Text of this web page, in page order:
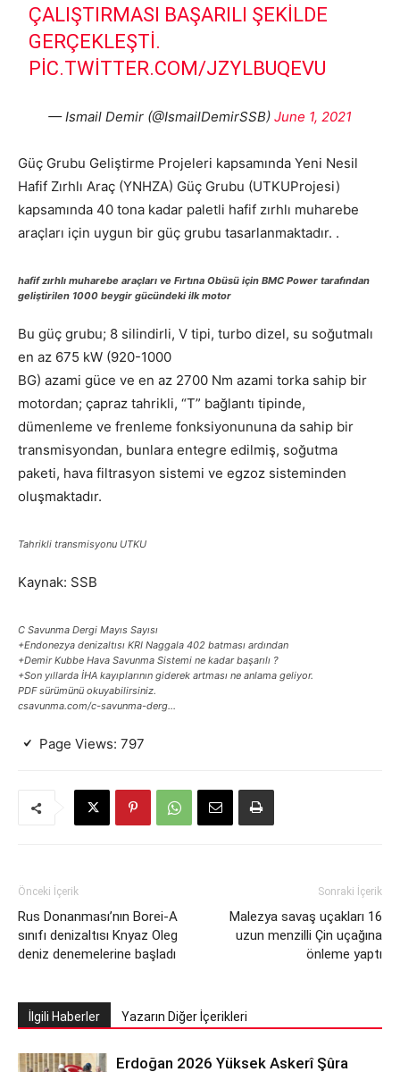
ÇALIŞTIRMASI BAŞARILI ŞEKILDE
GERÇEKLEŞTI.
PIC.TWITTER.COM/JZYLBUQEVU
— Ismail Demir (@IsmailDemirSSB) June 1, 2021
Güç Grubu Geliştirme Projeleri kapsamında Yeni Nesil
Hafif Zırhlı Araç (YNHZA) Güç Grubu (UTKUProjesi)
kapsamında 40 tona kadar paletli hafif zırhlı muharebe
araçları için uygun bir güç grubu tasarlanmaktadır. .
hafif zırhlı muharebe araçları ve Fırtına Obüsü için BMC Power tarafından
geliştirilen 1000 beygir gücündeki ilk motor
Bu güç grubu; 8 silindirli, V tipi, turbo dizel, su soğutmalı
en az 675 kW (920-1000
BG) azami güce ve en az 2700 Nm azami torka sahip bir
motordan; çapraz tahrikli, “T” bağlantı tipinde,
dümenleme ve frenleme fonksiyonununa da sahip bir
transmisyondan, bunlara entegre edilmiş, soğutma
paketi, hava filtrasyon sistemi ve egzoz sisteminden
oluşmaktadır.
Tahrikli transmisyonu UTKU
Kaynak: SSB
C Savunma Dergi Mayıs Sayısı
+Endonezya denizaltısı KRI Naggala 402 batması ardından
+Demir Kubbe Hava Savunma Sistemi ne kadar başarılı ?
+Son yıllarda İHA kayıplarının giderek artması ne anlama geliyor.
PDF sürümünü okuyabilirsiniz.
csavunma.com/c-savunma-derg…
Page Views: 797
Önceki İçerik
Rus Donanması’nın Borei-A
sınıfı denizaltısı Knyaz Oleg
deniz denemelerine başladı
Sonraki İçerik
Malezya savaş uçakları 16
uzun menzilli Çin uçağına
önleme yaptı
İlgili Haberler Yazarın Diğer İçerikleri
Erdoğan 2026 Yüksek Askerî Şûra